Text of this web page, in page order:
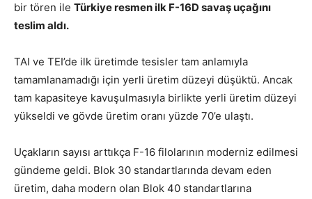
bir tören ile Türkiye resmen ilk F-16D savaş uçağını
teslim aldı.
TAI ve TEI’de ilk üretimde tesisler tam anlamıyla
tamamlanamadığı için yerli üretim düzeyi düşüktü. Ancak
tam kapasiteye kavuşulmasıyla birlikte yerli üretim düzeyi
yükseldi ve gövde üretim oranı yüzde 70’e ulaştı.
Uçakların sayısı arttıkça F-16 filolarının moderniz edilmesi
gündeme geldi. Blok 30 standartlarında devam eden
üretim, daha modern olan Blok 40 standartlarına